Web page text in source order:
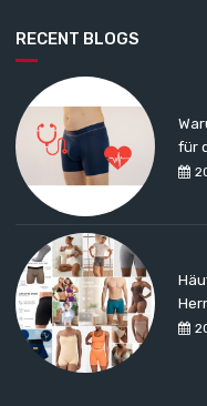
RECENT BLOGS
für